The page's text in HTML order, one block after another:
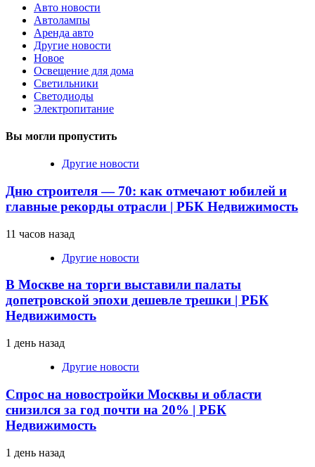
Авто новости
Автолампы
Аренда авто
Другие новости
Новое
Освещение для дома
Светильники
Светодиоды
Электропитание
Вы могли пропустить
Другие новости
Дню строителя — 70: как отмечают юбилей и
главные рекорды отрасли | РБК Недвижимость
11 часов назад
Другие новости
В Москве на торги выставили палаты
допетровской эпохи дешевле трешки | РБК
Недвижимость
1 день назад
Другие новости
Спрос на новостройки Москвы и области
снизился за год почти на 20% | РБК
Недвижимость
1 день назад